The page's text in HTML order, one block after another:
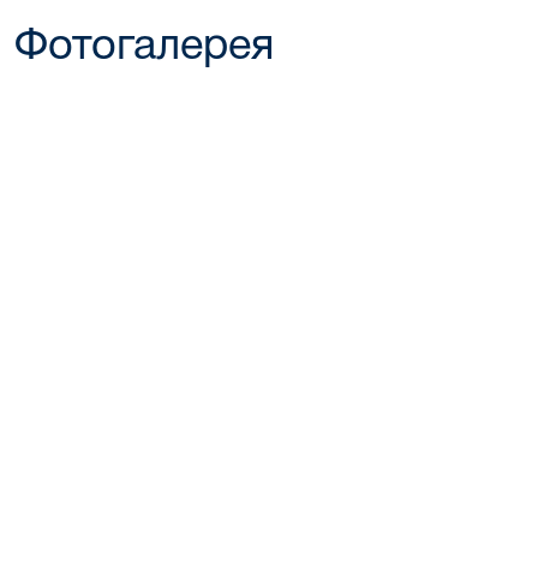
Фотогалерея